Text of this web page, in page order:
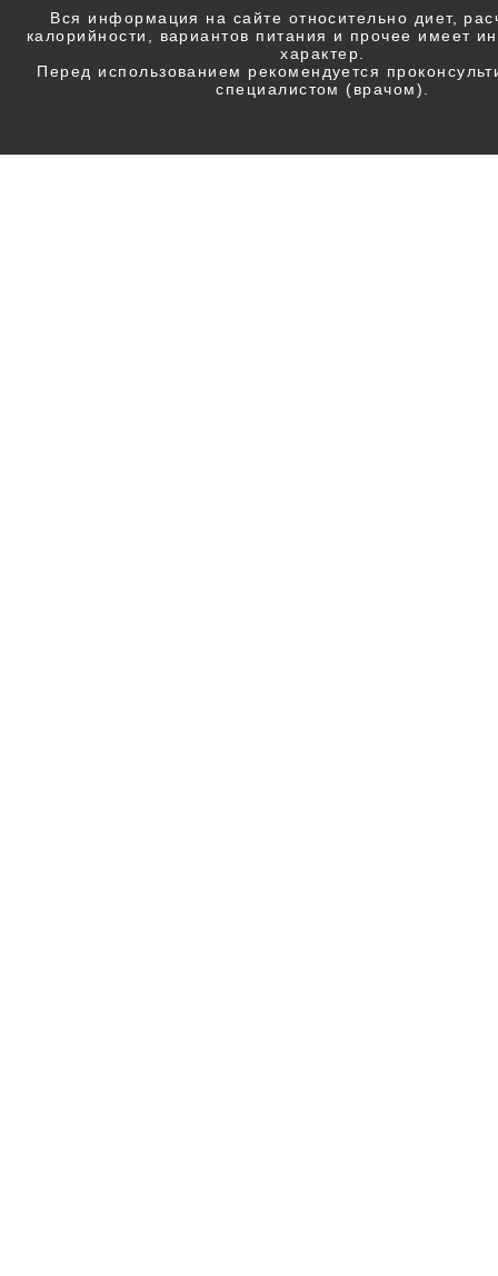
Вся информация на сайте относительно диет,
калорийности, вариантов питания и прочее имеет
характер.
Перед использованием рекомендуется
специалистом (врачом).